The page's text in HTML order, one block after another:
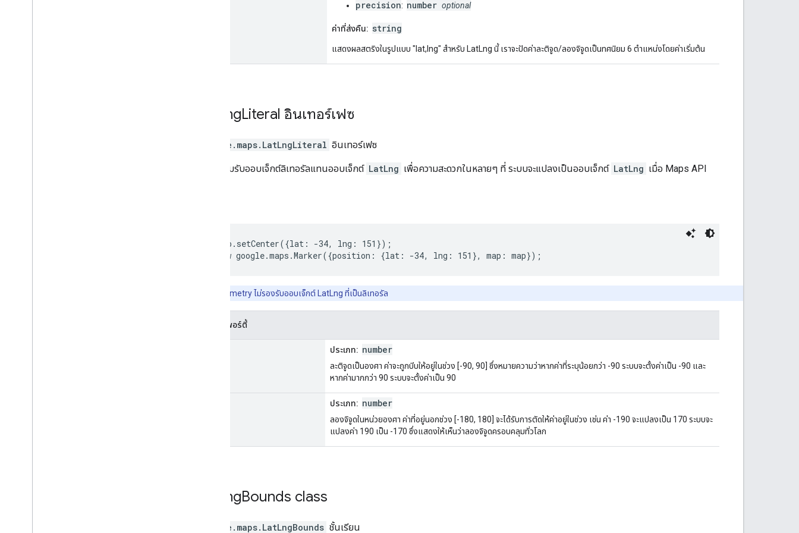
precision: number optional
ค่าที่ส่งคืน: string
แสดงผลสตริงในรูปแบบ "lat,lng" สำหรับ LatLng นี้ เราจะปัดค่าละติจูด/ลองจิจูดเป็นทศนิยม 6 ตำแหน่งโดยค่าเริ่มต้น
LngLiteral อินเทอร์เฟซ
google.maps. LatLngLiteral อินเทอร์เฟซ
ระบบยอมรับออบเจ็กต์ลิเทอรัลแทนออบเจ็กต์ LatLng เพื่อความสะดวกในหลายๆ ที่ ระบบจะแปลงเป็นออบเจ็กต์ LatLng เมื่อ Maps API
map.setCenter({lat: -34, lng: 151});
new google.maps.Marker({position: {lat: -34, lng: 151}, map: map});
ไลบรารี Geometry ไม่รองรับออบเจ็กต์ LatLng ที่เป็นลิเทอรัล
พร็อพเพอร์ตี้
ประเภท: number
ละติจูดเป็นองศา ค่าจะถูกบีบให้อยู่ในช่วง [-90, 90] ซึ่งหมายความว่าหากค่าที่ระบุน้อยกว่า -90 ระบบจะตั้งค่าเป็น -90 และ
หากค่ามากกว่า 90 ระบบจะตั้งค่าเป็น 90
ประเภท: number
ลองจิจูดในหน่วยองศา ค่าที่อยู่นอกช่วง [-180, 180] จะได้รับการตัดให้ค่าอยู่ในช่วง เช่น ค่า -190 จะแปลงเป็น 170 ระบบจะ
แปลงค่า 190 เป็น -170 ซึ่งแสดงให้เห็นว่าลองจิจูดครอบคลุมทั่วโลก
LngBounds class
google.maps. LatLngBounds ชั้นเรียน